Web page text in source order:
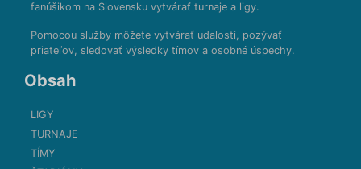
fanúšikom na Slovensku vytvárať turnaje a ligy.
Pomocou služby môžete vytvárať udalosti, pozývať
priateľov, sledovať výsledky tímov a osobné úspechy.
Obsah
LIGY
TURNAJE
TÍMY